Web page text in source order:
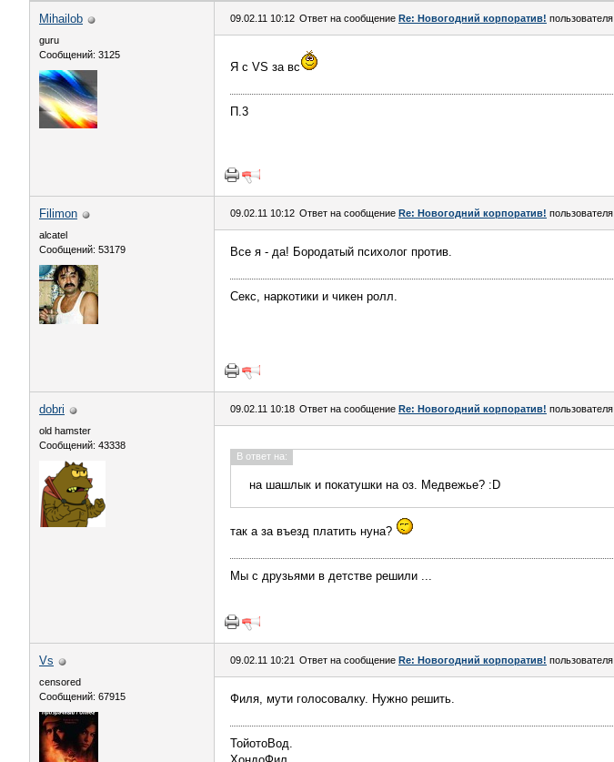
Mihailob
guru
Сообщений: 3125
09.02.11 10:12 Ответ на сообщение Re: Новогодний корпоратив! пользователя
Я с VS за вс
П.3
Filimon
alcatel
Сообщений: 53179
09.02.11 10:12 Ответ на сообщение Re: Новогодний корпоратив! пользователя
Все я - да! Бородатый психолог против.
Секс, наркотики и чикен ролл.
dobri
old hamster
Сообщений: 43338
09.02.11 10:18 Ответ на сообщение Re: Новогодний корпоратив! пользователя
В ответ на:
на шашлык и покатушки на оз. Медвежье? :D
так а за въезд платить нуна?
Мы с друзьями в детстве решили ...
Vs
censored
Сообщений: 67915
09.02.11 10:21 Ответ на сообщение Re: Новогодний корпоратив! пользователя
Филя, мути голосовалку. Нужно решить.
ТойотоВод.